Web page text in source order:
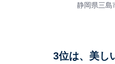
静岡県三島
3位は、美し